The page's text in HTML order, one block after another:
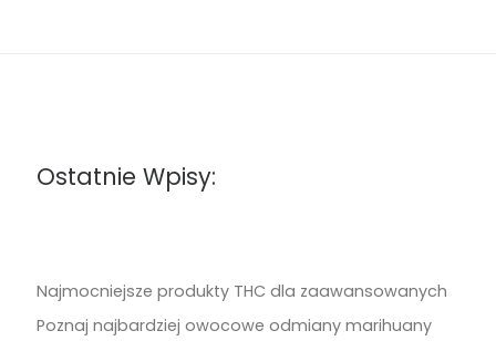
Ostatnie Wpisy:
Najmocniejsze produkty THC dla zaawansowanych
Poznaj najbardziej owocowe odmiany marihuany